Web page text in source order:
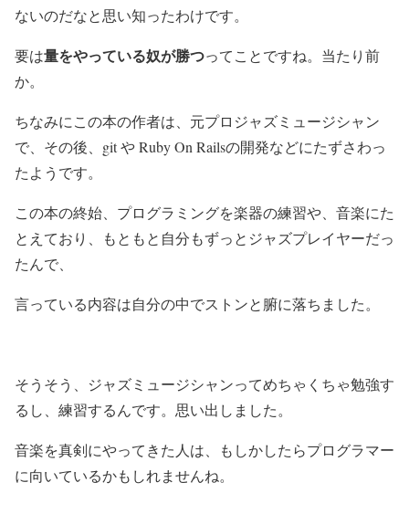
ないのだなと思い知ったわけです。
要は量をやっている奴が勝つってことですね。当たり前
か。
ちなみにこの本の作者は、元プロジャズミュージシャン
で、その後、git や Ruby On Railsの開発などにたずさわっ
たようです。
この本の終始、プログラミングを楽器の練習や、音楽にた
とえており、もともと自分もずっとジャズプレイヤーだっ
たんで、
言っている内容は自分の中でストンと腑に落ちました。
そうそう、ジャズミュージシャンってめちゃくちゃ勉強す
るし、練習するんです。思い出しました。
音楽を真剣にやってきた人は、もしかしたらプログラマー
に向いているかもしれませんね。